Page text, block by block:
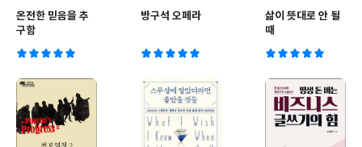
온전한 믿음을 추
구함
방구석 오페라
삶이 뜻대로 안 될
때